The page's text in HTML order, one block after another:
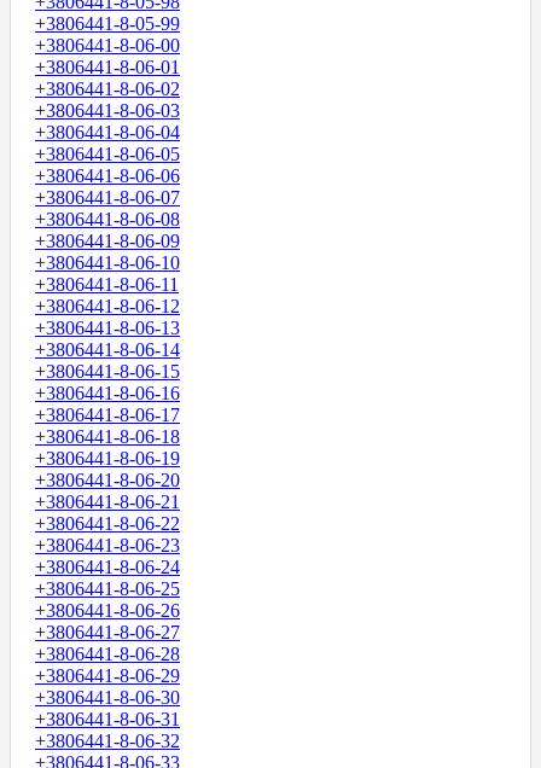
+3806441-8-05-99
+3806441-8-06-00
+3806441-8-06-01
+3806441-8-06-02
+3806441-8-06-03
+3806441-8-06-04
+3806441-8-06-05
+3806441-8-06-06
+3806441-8-06-07
+3806441-8-06-08
+3806441-8-06-09
+3806441-8-06-10
+3806441-8-06-11
+3806441-8-06-12
+3806441-8-06-13
+3806441-8-06-14
+3806441-8-06-15
+3806441-8-06-16
+3806441-8-06-17
+3806441-8-06-18
+3806441-8-06-19
+3806441-8-06-20
+3806441-8-06-21
+3806441-8-06-22
+3806441-8-06-23
+3806441-8-06-24
+3806441-8-06-25
+3806441-8-06-26
+3806441-8-06-27
+3806441-8-06-28
+3806441-8-06-29
+3806441-8-06-30
+3806441-8-06-31
+3806441-8-06-32
+3806441-8-06-33